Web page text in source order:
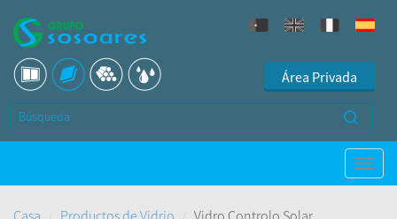
Área Privada
Casa Productos de Vidrio Vidro Controlo Solar